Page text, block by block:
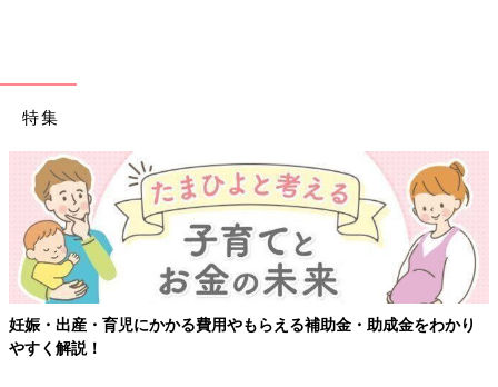
特集
らえる補助金・助成金をわかり 【ワクチン接種できるものも】